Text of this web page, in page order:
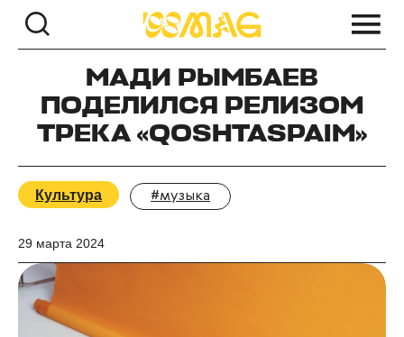
МАДИ РЫМБАЕВ
ПОДЕЛИЛСЯ РЕЛИЗОМ
ТРЕКА «QOSHTASPAIM»
Культура #музыка
29 марта 2024